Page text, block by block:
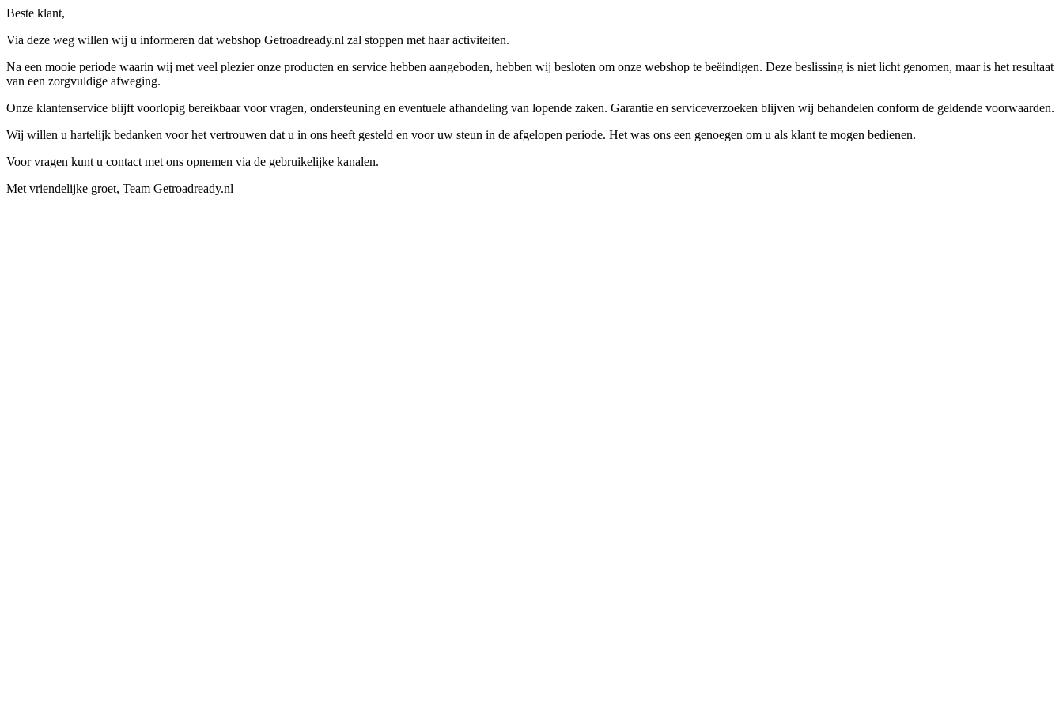
Beste klant,
Via deze weg willen wij u informeren dat webshop Getroadready.nl zal stoppen met haar activiteiten.
Na een mooie periode waarin wij met veel plezier onze producten en service hebben aangeboden, hebben wij besloten om onze webshop te beëindigen. Deze beslissing is niet licht genomen, maar is het resultaat
van een zorgvuldige afweging.
Onze klantenservice blijft voorlopig bereikbaar voor vragen, ondersteuning en eventuele afhandeling van lopende zaken. Garantie en serviceverzoeken blijven wij behandelen conform de geldende voorwaarden.
Wij willen u hartelijk bedanken voor het vertrouwen dat u in ons heeft gesteld en voor uw steun in de afgelopen periode. Het was ons een genoegen om u als klant te mogen bedienen.
Voor vragen kunt u contact met ons opnemen via de gebruikelijke kanalen.
Met vriendelijke groet, Team Getroadready.nl